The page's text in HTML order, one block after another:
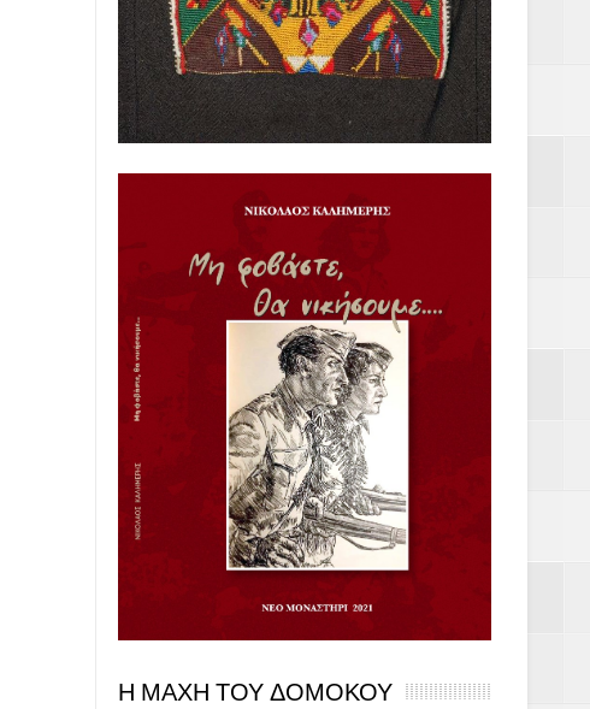
Η ΜΑΧΗ ΤΟΥ ΔΟΜΟΚΟΥ